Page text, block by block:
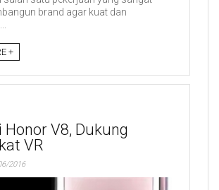
brand agar kuat dan
+
Honor V8, Dukung
VR
2016